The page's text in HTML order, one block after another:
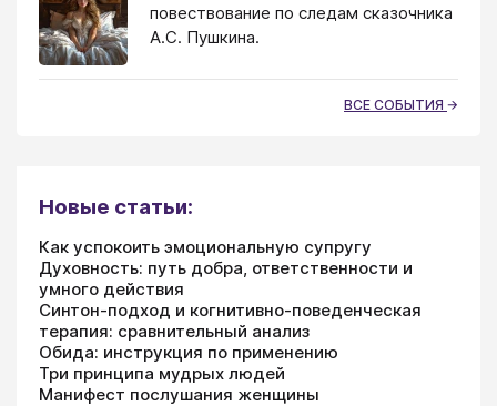
повествование по следам сказочника
А.С. Пушкина.
ВСЕ СОБЫТИЯ
Новые статьи:
Как успокоить эмоциональную супругу
Духовность: путь добра, ответственности и
умного действия
Синтон-подход и когнитивно-поведенческая
терапия: сравнительный анализ
Обида: инструкция по применению
Три принципа мудрых людей
Манифест послушания женщины